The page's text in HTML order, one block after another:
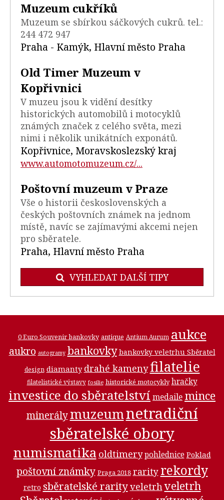
Muzeum cukříků
Muzeum se sbírkou sáčkových cukrů. tel.:
244 472 947
Praha - Kamýk, Hlavní město Praha
Old Timer Muzeum v
Kopřivnici
V muzeu jsou k vidění desítky
historických automobilů i motocyklů
známých značek z celého světa, mezi
nimi i několik unikátních exponátů.
Kopřivnice, Moravskoslezský kraj
www.automotomuzeum.cz/...
Poštovní muzeum v Praze
Vše o historii československých a
českých poštovních známek na jednom
místě, navíc se zajímavými akcemi nejen
pro sběratele.
Praha, Hlavní město Praha
VYHLEDAT DALŠÍ TIPY
0 Euro Souvenir bankovky antique Antium Aurum aukce
aukro autogramy bankovky bankovky veletrhu Sběratel
design diamanty drahé kamenyfilatelie
filatelistické výstavy fosilie historické motocykly hračky
investice do sběratelství medaile mince
minerálymuzeumnetradiční
sběratelské obory
numismatika oldtimery pohlednice Poklad
poštovní známky Praga 2018 rarity rekordy
retro sběratelské rarityveletrhveletrh